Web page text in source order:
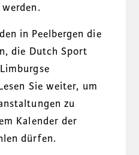
in Peelbergen die
die Dutch Sport
Sie weiter, um
zu
Kalender der
dürfen.